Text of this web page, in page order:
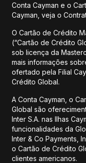
Conta Cayman e o
Cayman, veja o
O Cartão de Crédito
(“Cartão de Crédito
sob licença da
mais informações
ofertado pela Filial
Crédito Global.
A Conta Cayman, o
Global são
Inter S.A. nas Ilhas
funcionalidades da
Inter & Co Payments,
o Cartão de Crédito
clientes americanos.